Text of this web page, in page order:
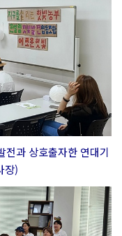
전과 상호출자한 연대기
장)